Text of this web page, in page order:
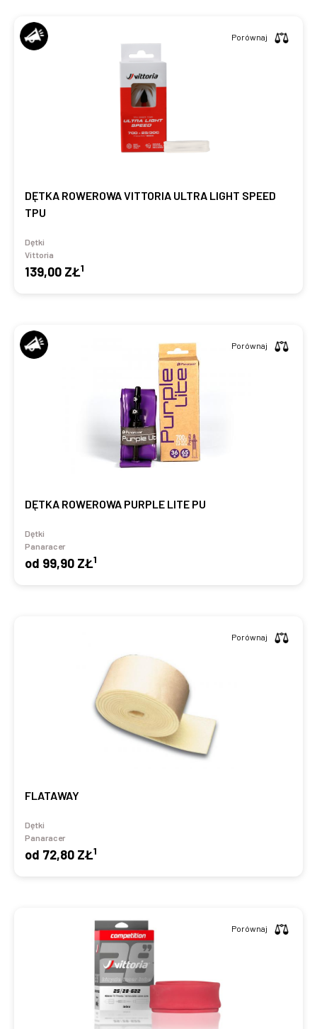
DĘTKA ROWEROWA VITTORIA ULTRA LIGHT SPEED
TPU
Dętki
Vittoria
139,00 ZŁ1
Porównaj
DĘTKA ROWEROWA PURPLE LITE PU
Dętki
Panaracer
od 99,90 ZŁ1
Porównaj
FLATAWAY
Dętki
Panaracer
od 72,80 ZŁ1
Porównaj
Porównaj